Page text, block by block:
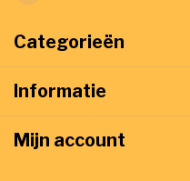
Categorieën
Informatie
Mijn account